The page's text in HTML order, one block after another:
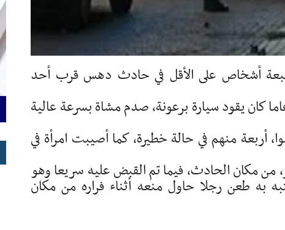
سبعة أشخاص على الأقل في حادث دهس قرب أحد
الصحيفة أن "رجلا يبلغ من العمر حوالي 30 عاما كان يقود سيارة برعونة، صدم مشاة بسرعة عالية
منهم في حالة خطيرة، كما أصيبت امرأة في
من مكان الحادث، فيما تم القبض عليه سريعا وهو
به طعن رجلا حاول منعه أثناء فراره من مكان